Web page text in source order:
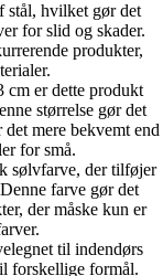
stål, hvilket gør det
for slid og skader.
produkter,
cm er dette produkt
størrelse gør det
mere bekvemt end
for små.
sølvfarve, der tilføjer
farve gør det
der måske kun er
til indendørs
forskellige formål.